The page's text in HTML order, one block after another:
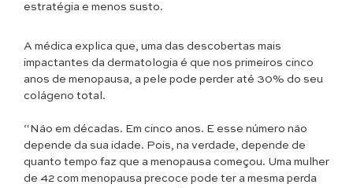
estratégia e menos susto.
A médica explica que, uma das descobertas mais
impactantes da dermatologia é que nos primeiros cinco
anos de menopausa, a pele pode perder até 30% do seu
colágeno total.
“Não em décadas. Em cinco anos. E esse número não
depende da sua idade. Pois, na verdade, depende de
quanto tempo faz que a menopausa começou. Uma mulher
de 42 com menopausa precoce pode ter a mesma perda